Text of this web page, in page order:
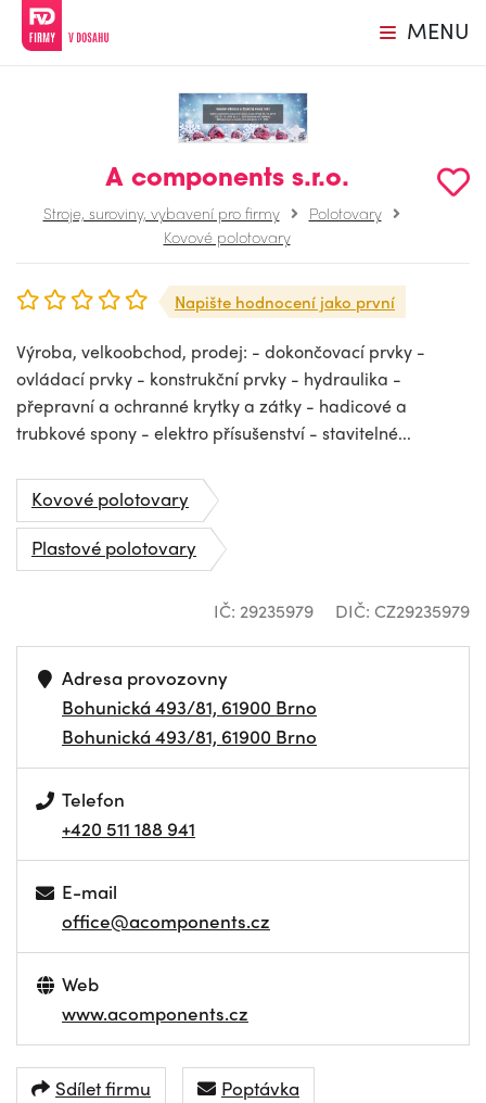
MENU
A components s.r.o.
Stroje, suroviny, vybavení pro firmy
Polotovary
Kovové polotovary
Napište hodnocení jako první
Výroba, velkoobchod, prodej: - dokončovací prvky -
ovládací prvky - konstrukční prvky - hydraulika -
přepravní a ochranné krytky a zátky - hadicové a
trubkové spony - elektro přísušenství - stavitelné...
Kovové polotovary
Plastové polotovary
IČ: 29235979 DIČ: CZ29235979
Adresa provozovny
Bohunická 493/81, 61900 Brno
Bohunická 493/81, 61900 Brno
Telefon
+420 511 188 941
E-mail
office@acomponents.cz
Web
www.acomponents.cz
Sdílet firmu Poptávka